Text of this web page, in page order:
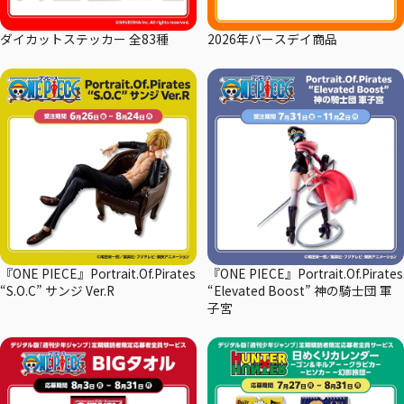
ダイカットステッカー 全83種 2026年バースデイ商品
『ONE PIECE』Portrait.Of.Pirates
“S.O.C” サンジ Ver.R
『ONE PIECE』Portrait.Of.Pirates
“Elevated Boost” 神の騎士団 軍
子宮